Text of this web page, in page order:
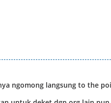
ngomong langsung to the